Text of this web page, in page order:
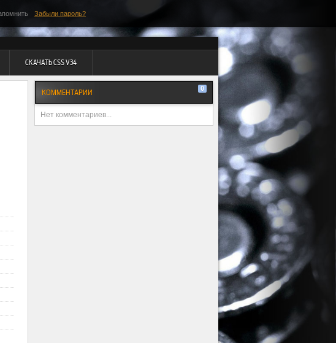
Забыли пароль?
СКАЧАТЬ CSS V34
КОММЕНТАРИИ 0
Нет комментариев...